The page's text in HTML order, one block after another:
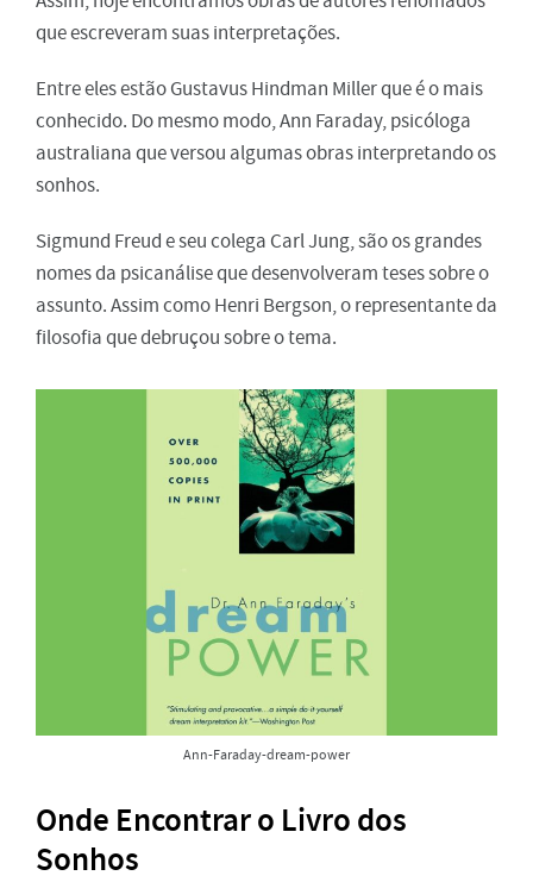
que escreveram suas interpretações.
Entre eles estão Gustavus Hindman Miller que é o mais
conhecido. Do mesmo modo, Ann Faraday, psicóloga
australiana que versou algumas obras interpretando os
sonhos.
Sigmund Freud e seu colega Carl Jung, são os grandes
nomes da psicanálise que desenvolveram teses sobre o
assunto. Assim como Henri Bergson, o representante da
filosofia que debruçou sobre o tema.
Ann-Faraday-dream-power
Onde Encontrar o Livro dos
Sonhos